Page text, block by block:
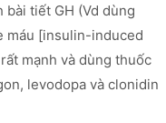
tiết GH (Vd dùng
máu [insulin-induced
mạnh và dùng thuốc
levodopa và clonidin